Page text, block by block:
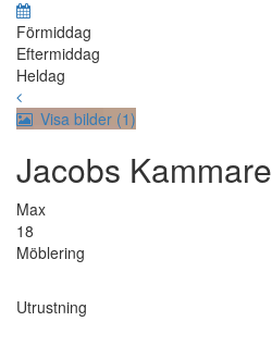
Förmiddag
Eftermiddag
Heldag
Visa bilder (1)
Jacobs Kammare
Max
18
Möblering
Utrustning